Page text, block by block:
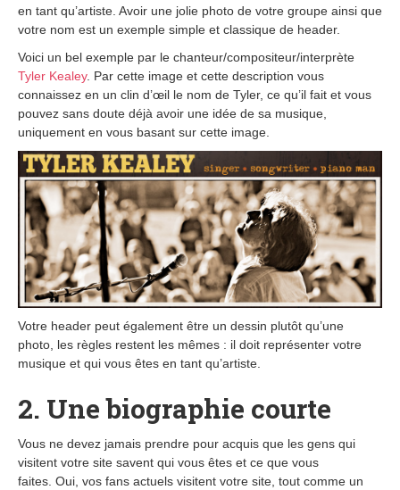
en tant qu’artiste. Avoir une jolie photo de votre groupe ainsi que
votre nom est un exemple simple et classique de header.
Voici un bel exemple par le chanteur/compositeur/interprète
Tyler Kealey. Par cette image et cette description vous
connaissez en un clin d’œil le nom de Tyler, ce qu’il fait et vous
pouvez sans doute déjà avoir une idée de sa musique,
uniquement en vous basant sur cette image.
Votre header peut également être un dessin plutôt qu’une
photo, les règles restent les mêmes : il doit représenter votre
musique et qui vous êtes en tant qu’artiste.
2. Une biographie courte
Vous ne devez jamais prendre pour acquis que les gens qui
visitent votre site savent qui vous êtes et ce que vous
faites. Oui, vos fans actuels visitent votre site, tout comme un